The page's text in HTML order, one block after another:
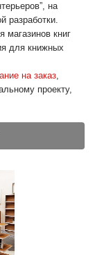
на
разработки.
магазинов книг
для книжных
на заказ,
проекту,